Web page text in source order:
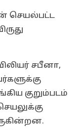
செயல்பட்ட
சபீனா,
குறும்படம்